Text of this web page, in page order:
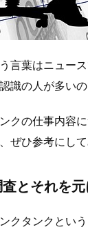
言葉はニュー
識の人が多い
クの仕事内容
ぜひ参考にして
とそれを
クタンクとい